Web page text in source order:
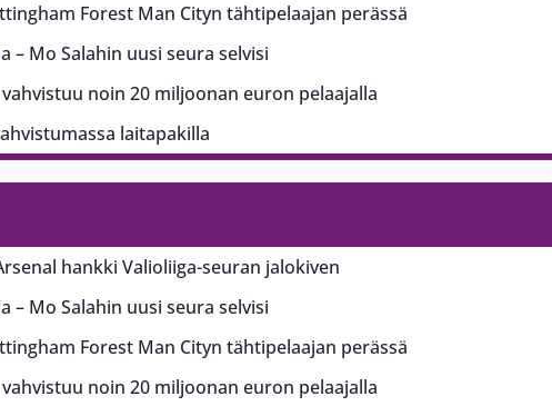
Forest Man Cityn tähtipelaajan perässä
– Mo Salahin uusi seura selvisi
noin 20 miljoonan euron pelaajalla
laitapakilla
hankki Valioliiga-seuran jalokiven
– Mo Salahin uusi seura selvisi
Forest Man Cityn tähtipelaajan perässä
noin 20 miljoonan euron pelaajalla